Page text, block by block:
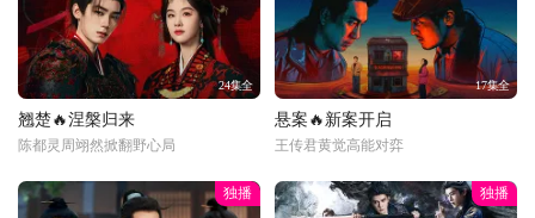
24集全
翘楚🔥涅槃归来
陈都灵周翊然掀翻野心局
17集全
悬案🔥新案开启
王传君黄觉高能对弈
独播 独播